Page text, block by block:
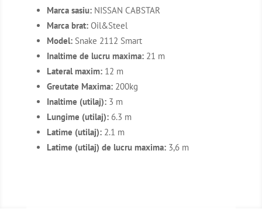
Marca sasiu:NISSAN CABSTAR
Marca brat:Oil&Steel
Model:Snake 2112 Smart
Inaltime de lucru maxima:21 m
Lateral maxim:12 m
Greutate Maxima:200kg
Inaltime (utilaj):3 m
Lungime (utilaj):6.3 m
Latime (utilaj):2.1 m
Latime (utilaj) de lucru maxima:3,6 m